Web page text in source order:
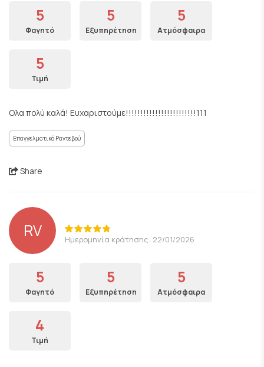
5
Φαγητό
5
Εξυπηρέτηση
5
Ατμόσφαιρα
5
Τιμή
Ολα πολύ καλά! Ευχαριστούμε!!!!!!!!!!!!!!!!!!!!!!!!111
Επαγγελματικό Ραντεβού
Share
RV Ημερομηνία κράτησης: 22/01/2026
5
Φαγητό
5
Εξυπηρέτηση
5
Ατμόσφαιρα
4
Τιμή